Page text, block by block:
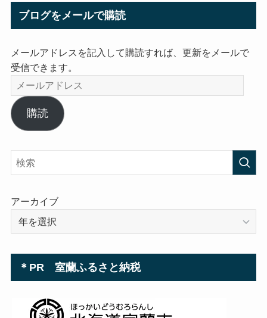
ブログをメールで購読
メールアドレスを記入して購読すれば、更新をメールで
受信できます。
メ
ー
ル
ア
レ
ス
購読
アーカイブ
＊PR 室蘭ふるさと納税